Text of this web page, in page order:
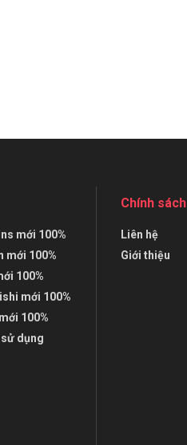
mới 100%
mới 100%
100%
mới 100%
100%
dụng
Chính sách
Liên hệ
Giới thiệu